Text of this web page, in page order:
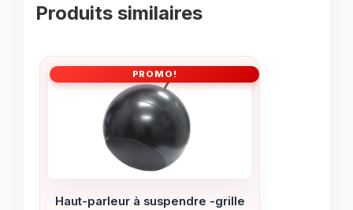
Produits similaires
PROMO!
Haut-parleur à suspendre -grille